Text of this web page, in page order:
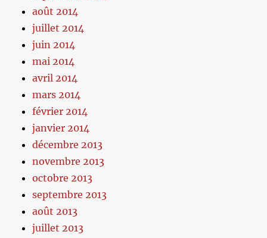
août 2014
juillet 2014
juin 2014
mai 2014
avril 2014
mars 2014
février 2014
janvier 2014
décembre 2013
novembre 2013
octobre 2013
septembre 2013
août 2013
juillet 2013